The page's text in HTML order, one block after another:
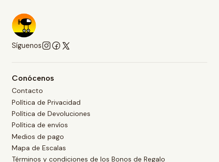
Síguenos
Conócenos
Contacto
Política de Privacidad
Política de Devoluciones
Política de envíos
Medios de pago
Mapa de Escalas
Términos y condiciones de los Bonos de Regalo